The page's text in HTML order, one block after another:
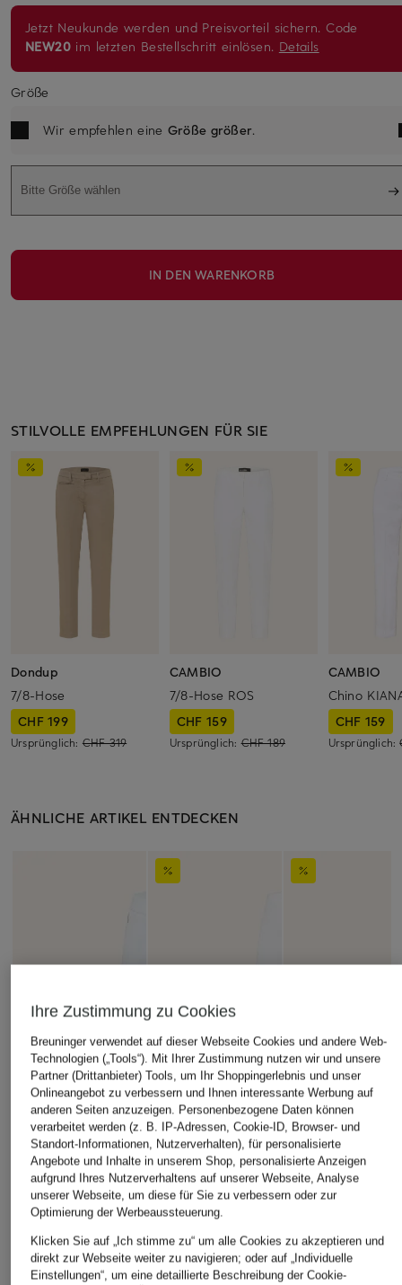
Jetzt Neukunde werden und Preisvorteil sichern. Code
NEW20 im letzten Bestellschritt einlösen. Details
Größe
Wir empfehlen eine Größe größer.
Bitte Größe wählen
IN DEN WARENKORB
STILVOLLE EMPFEHLUNGEN FÜR SIE
Dondup
7/8-Hose
CHF 199
Ursprünglich: CHF 319
CAMBIO
7/8-Hose ROS
CHF 159
Ursprünglich:CHF 189
CAMBIO
Chino
CHF 159
Ursprünglich:
ÄHNLICHE ARTIKEL ENTDECKEN
Ihre Zustimmung zu Cookies
Breuninger verwendet auf dieser Webseite Cookies und andere Web-
Technologien („Tools“). Mit Ihrer Zustimmung nutzen wir und unsere
Partner (Drittanbieter) Tools, um Ihr Shoppingerlebnis und unser
Onlineangebot zu verbessern und Ihnen interessante Werbung auf
anderen Seiten anzuzeigen. Personenbezogene Daten können
verarbeitet werden (z. B. IP-Adressen, Cookie-ID, Browser- und
Standort-Informationen, Nutzerverhalten), für personalisierte
Angebote und Inhalte in unserem Shop, personalisierte Anzeigen
aufgrund Ihres Nutzerverhaltens auf unserer Webseite, Analyse
unserer Webseite, um diese für Sie zu verbessern oder zur
Optimierung der Werbeaussteuerung.
Klicken Sie auf „Ich stimme zu“ um alle Cookies zu akzeptieren und
direkt zur Webseite weiter zu navigieren; oder auf „Individuelle
Einstellungen“, um eine detaillierte Beschreibung der Cookie-